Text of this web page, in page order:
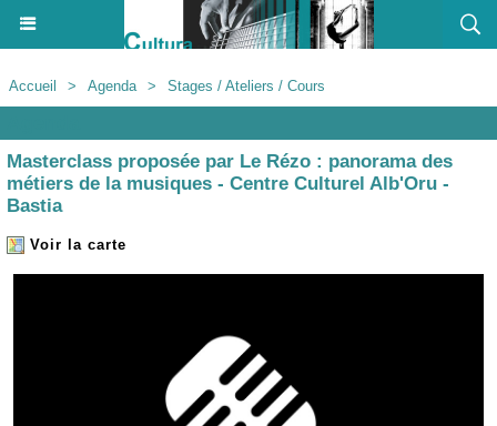
Accueil > Agenda > Stages / Ateliers / Cours
Masterclass proposée par Le Rézo : panorama des
métiers de la musiques - Centre Culturel Alb'Oru -
Bastia
Voir la carte